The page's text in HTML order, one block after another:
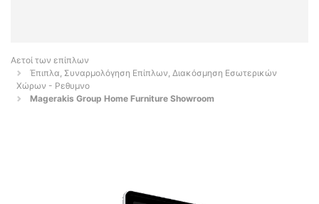
Αετοί των επίπλων
Έπιπλα, Συναρμολόγηση Επίπλων, Διακόσμηση Εσωτερικών
Χώρων - Ρεθυμνο
Magerakis Group Home Furniture Showroom